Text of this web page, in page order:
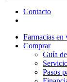
Contacto
Farmacias en
Comprar
Guía
Pasos